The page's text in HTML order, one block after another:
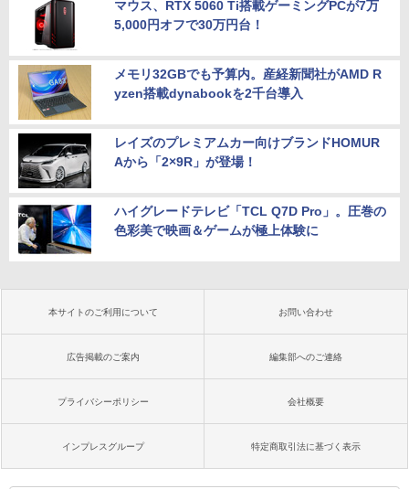
マウス、RTX 5060 Ti搭載ゲーミングPCが7万
5,000円オフで30万円台！
メモリ32GBでも予算内。産経新聞社がAMD R
yzen搭載dynabookを2千台導入
レイズのプレミアムカー向けブランドHOMUR
Aから「2×9R」が登場！
ハイグレードテレビ「TCL Q7D Pro」。圧巻の
色彩美で映画＆ゲームが極上体験に
本サイトのご利用について お問い合わせ
広告掲載のご案内 編集部へのご連絡
プライバシーポリシー 会社概要
インプレスグループ 特定商取引法に基づく表示